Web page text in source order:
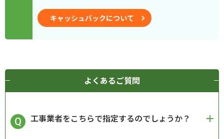
キャッシュバックについて
よくあるご質問
工事業者をこちらで指定するのでしょうか？